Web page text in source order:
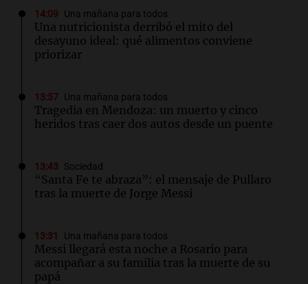
14:09 Una mañana para todos
Una nutricionista derribó el mito del
desayuno ideal: qué alimentos conviene
priorizar
13:57 Una mañana para todos
Tragedia en Mendoza: un muerto y cinco
heridos tras caer dos autos desde un puente
13:43 Sociedad
“Santa Fe te abraza”: el mensaje de Pullaro
tras la muerte de Jorge Messi
13:31 Una mañana para todos
Messi llegará esta noche a Rosario para
acompañar a su familia tras la muerte de su
papá